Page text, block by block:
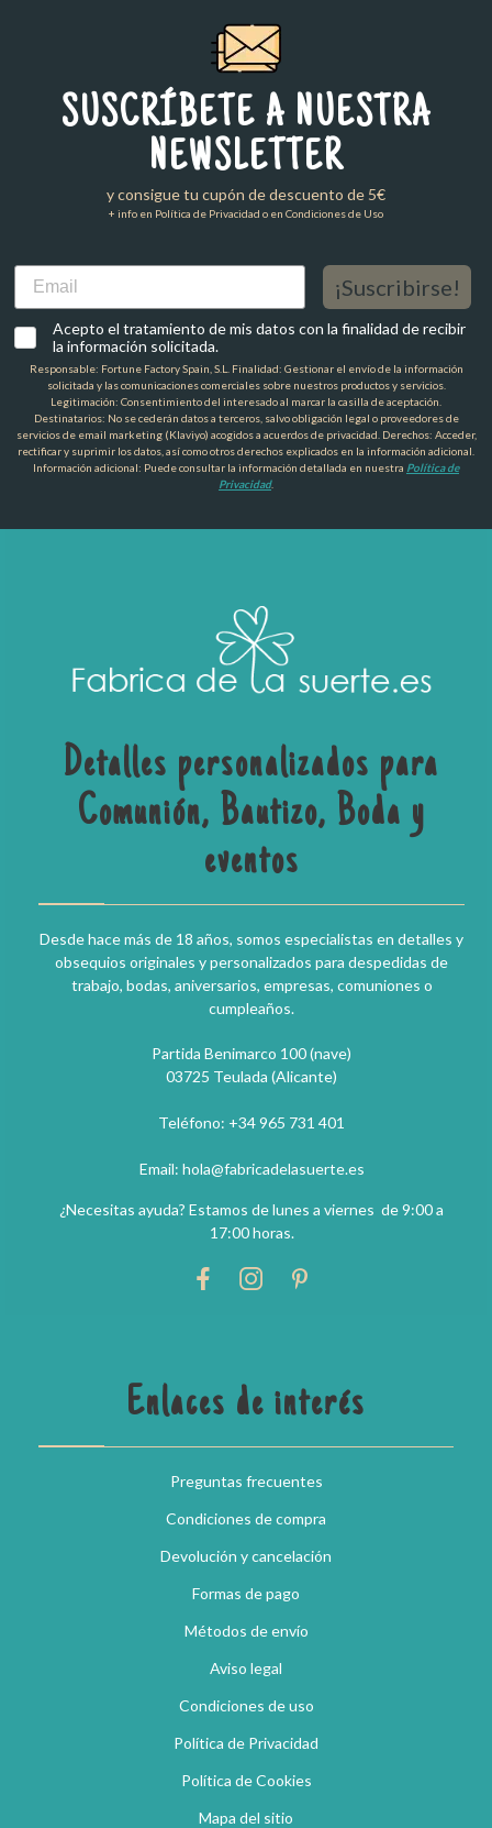
SUSCRÍBETE A NUESTRA
NEWSLETTER
y consigue tu cupón de descuento de 5€
+ info en Política de Privacidad o en Condiciones de Uso
Email
¡Suscribirse!
Acepto el tratamiento de mis datos con la finalidad de recibir
la información solicitada.
Responsable: Fortune Factory Spain, S.L. Finalidad: Gestionar el envío de la información
solicitada y las comunicaciones comerciales sobre nuestros productos y servicios.
Legitimación: Consentimiento del interesado al marcar la casilla de aceptación.
Destinatarios: No se cederán datos a terceros, salvo obligación legal o proveedores de
servicios de email marketing (Klaviyo) acogidos a acuerdos de privacidad. Derechos: Acceder,
rectificar y suprimir los datos, así como otros derechos explicados en la información adicional.
Información adicional: Puede consultar la información detallada en nuestra Política de
Privacidad.
Detalles personalizados para
Comunión, Bautizo, Boda y
eventos
Desde hace más de 18 años, somos especialistas en detalles y
obsequios originales y personalizados para despedidas de
trabajo, bodas, aniversarios, empresas, comuniones o
cumpleaños.
Partida Benimarco 100 (nave)
03725 Teulada (Alicante)
Teléfono: +34 965 731 401
Email: hola@fabricadelasuerte.es
¿Necesitas ayuda? Estamos de lunes a viernes de 9:00 a
17:00 horas.
Enlaces de interés
Preguntas frecuentes
Condiciones de compra
Devolución y cancelación
Formas de pago
Métodos de envío
Aviso legal
Condiciones de uso
Política de Privacidad
Política de Cookies
Mapa del sitio